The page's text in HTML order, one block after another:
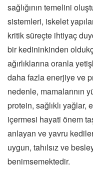
sağlığının temelini
sistemleri, iskelet
kritik süreçte ihtiyaç
bir kedininkinden
ağırlıklarına oranla
daha fazla enerjiye ve
nedenle, mamalarının
protein, sağlıklı
içermesi hayati önem
anlayan ve yavru
uygun, tahılsız ve
benimsemektedir.